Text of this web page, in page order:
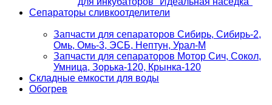
Сепараторы сливкоотделители
Запчасти для сепараторов Сибирь, Сибирь-2,
Омь, Омь-3, ЭСБ, Нептун, Урал-М
Запчасти для сепараторов Мотор Сич, Сокол,
Умница, Зорька-120, Крынка-120
Складные емкости для воды
Обогрев